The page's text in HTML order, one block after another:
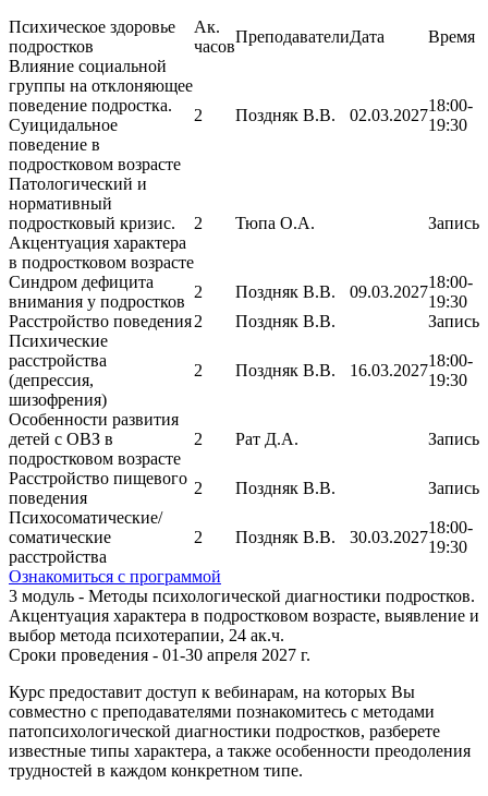
Психическое здоровье
подростков
Ак.
часов
ПреподавателиДата
Время
Влияние социальной
группы на отклоняющее
поведение подростка.
Суицидальное
поведение в
подростковом возрасте
2 Поздняк В.В. 02.03.2027
18:00-
19:30
Патологический и
нормативный
подростковый кризис.
Акцентуация характера
в подростковом возрасте
2 Тюпа О.А. Запись
Синдром дефицита
внимания у подростков
2 Поздняк В.В. 09.03.2027
18:00-
19:30
Расстройство поведения2 Поздняк В.В.
Запись
Психические
расстройства
(депрессия,
шизофрения)
2 Поздняк В.В. 16.03.2027
18:00-
19:30
Особенности развития
детей с ОВЗ в
подростковом возрасте
2 Рат Д.А. Запись
Расстройство пищевого
поведения
2 Поздняк В.В.
Запись
Психосоматические/
соматические
расстройства
2 Поздняк В.В. 30.03.2027
18:00-
19:30
Ознакомиться с программой
3 модуль - Методы психологической диагностики подростков.
Акцентуация характера в подростковом возрасте, выявление и
выбор метода психотерапии, 24 ак.ч.
Сроки проведения - 01-30 апреля 2027 г.
Курс предоставит доступ к вебинарам, на которых Вы
совместно с преподавателями познакомитесь с методами
патопсихологической диагностики подростков, разберете
известные типы характера, а также особенности преодоления
трудностей в каждом конкретном типе.